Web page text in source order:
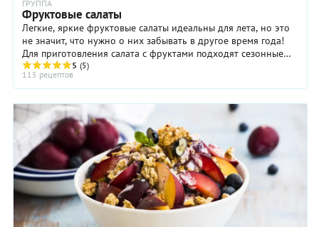
ГРУППА
Фруктовые салаты
Легкие, яркие фруктовые салаты идеальны для лета, но это
не значит, что нужно о них забывать в другое время года!
Для приготовления салата с фруктами подходят сезонные
ягоды, спелые плоды и даже ...
5 (5)
115 рецептов